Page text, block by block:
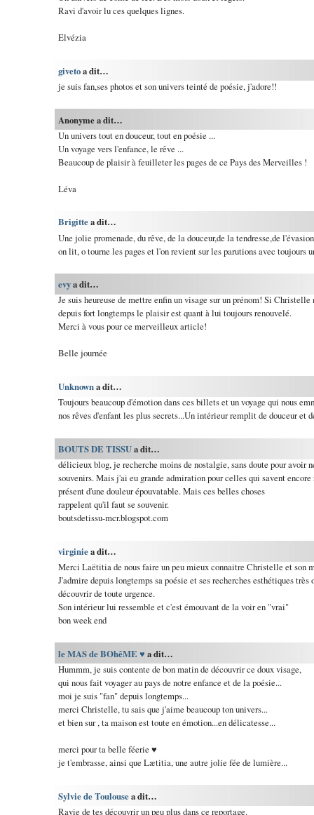
Ravi d'avoir lu ces quelques lignes.
Elvézia
givetoa dit…
je suis fan,ses photos et son univers teinté de poésie, j'adore!!
Anonyme a dit…
Un univers tout en douceur, tout en poésie ...
Un voyage vers l'enfance, le rêve ...
Beaucoup de plaisir à feuilleter les pages de ce Pays des Merveilles !
Léva
Brigittea dit…
Une jolie promenade, du rêve, de la douceur,de la tendresse,de
on lit, o tourne les pages et l'on revient sur les parutions avec toujours
evya dit…
Je suis heureuse de mettre enfin un visage sur un prénom! Si
depuis fort longtemps le plaisir est quant à lui toujours renouvelé.
Merci à vous pour ce merveilleux article!
Belle journée
Unknowna dit…
Toujours beaucoup d'émotion dans ces billets et un voyage qui nous
nos rêves d'enfant les plus secrets...Un intérieur remplit de douceur et
BOUTS DE TISSUa dit…
délicieux blog, je recherche moins de nostalgie, sans doute pour avoir
souvenirs. Mais j'ai eu grande admiration pour celles qui savent encore
présent d'une douleur épouvatable. Mais ces belles choses
rappelent qu'il faut se souvenir.
boutsdetissu-mcr.blogspot.com
virginiea dit…
Merci Laëtitia de nous faire un peu mieux connaitre Christelle et son
J'admire depuis longtemps sa poésie et ses recherches esthétiques
découvrir de toute urgence.
Son intérieur lui ressemble et c'est émouvant de la voir en "vrai"
bon week end
le MAS de BOhêME ♥ a dit…
Hummm, je suis contente de bon matin de découvrir ce doux visage,
qui nous fait voyager au pays de notre enfance et de la poésie...
moi je suis "fan" depuis longtemps...
merci Christelle, tu sais que j'aime beaucoup ton univers...
et bien sur , ta maison est toute en émotion...en délicatesse...
merci pour ta belle féerie ♥
je t'embrasse, ainsi que Lætitia, une autre jolie fée de lumière...
Sylvie de Toulousea dit…
Ravie de tes découvrir un peu plus dans ce reportage.